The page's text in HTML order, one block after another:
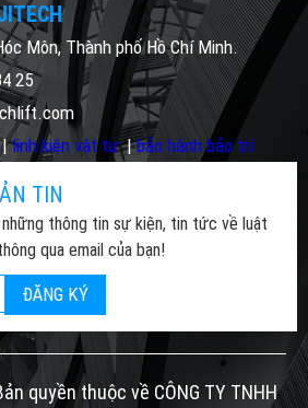
Môn, Thành phố Hồ Chí Minh.
25
linh kiện vật tư|bảo hành bảo trì
TIN
những thông tin sự kiện, tin tức về luật
qua email của bạn!
ĐĂNG KÝ
quyền thuộc về CÔNG TY TNHH